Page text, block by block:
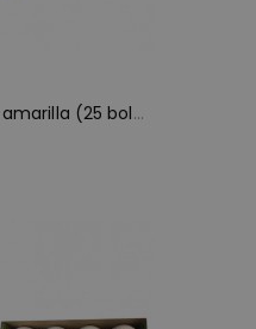
T
itleist ProV1 y ProV1x amarilla (25 bolas de golf)